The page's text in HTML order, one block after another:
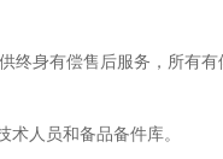
身有偿售后服务，所有有
人员和备品备件库。